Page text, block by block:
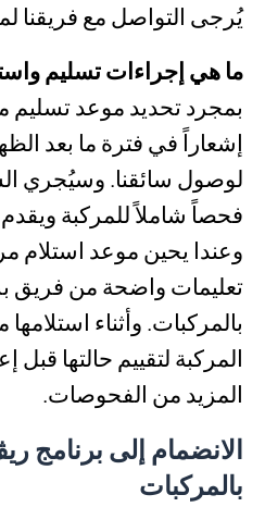
يُرجى التواصل مع فريقنا
ما هي إجراءات تسليم
بمجرد تحديد موعد تسليم
إشعاراً في فترة ما بعد
لوصول سائقنا. وسيُجري
فحصاً شاملاً للمركبة
وعندا يحين موعد استلام
تعليمات واضحة من فريق
بالمركبات. وأثناء
المركبة لتقييم حالتها قبل
المزيد من الفحوصات.
الانضمام إلى برنامج
بالمركبات